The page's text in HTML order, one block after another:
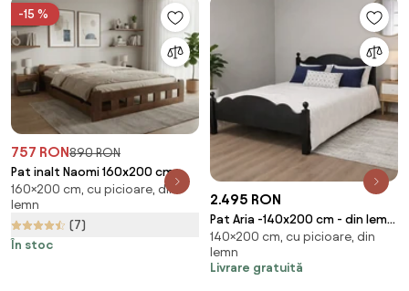
-15 %
757 RON890 RON
Pat inalt Naomi 160x200 cm,
stejar Saltele: Fara saltea,
Somiera pat: Cu lamele drepte
160×200 cm, cu picioare, din
lemn
(7)
În stoc
2.495 RON
Pat Aria -140x200 cm - din lemn
masiv de brad , finisaj
personalizabil
140×200 cm, cu picioare, din
lemn
Livrare gratuită